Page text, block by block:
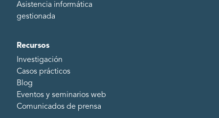
Asistencia informática
gestionada
Recursos
Investigación
Casos prácticos
Blog
Eventos y seminarios web
Comunicados de prensa